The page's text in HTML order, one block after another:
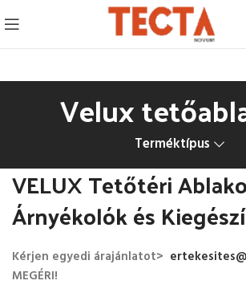
Velux
Terméktípus
VELUX Tetőtéri
Árnyékolók és
Kérjen egyedi árajánlatot>
MEGÉRI!